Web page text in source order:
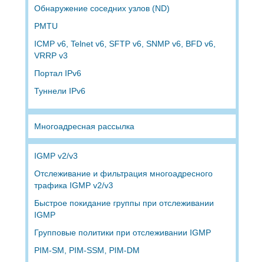
Обнаружение соседних узлов (ND)
PMTU
ICMP v6, Telnet v6, SFTP v6, SNMP v6, BFD v6,
VRRP v3
Портал IPv6
Туннели IPv6
Многоадресная рассылка
IGMP v2/v3
Отслеживание и фильтрация многоадресного
трафика IGMP v2/v3
Быстрое покидание группы при отслеживании
IGMP
Групповые политики при отслеживании IGMP
PIM-SM, PIM-SSM, PIM-DM